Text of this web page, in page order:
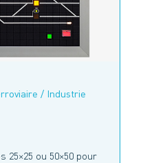
/ Industrie
25×25 ou 50×50 pour